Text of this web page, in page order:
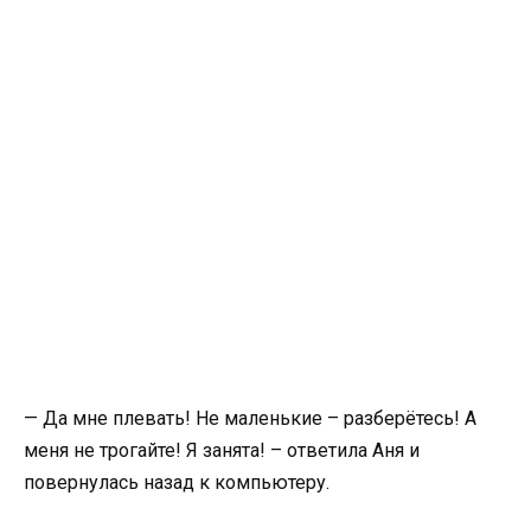
— Да мне плевать! Не маленькие – разберётесь! А
меня не трогайте! Я занята! – ответила Аня и
повернулась назад к компьютеру.